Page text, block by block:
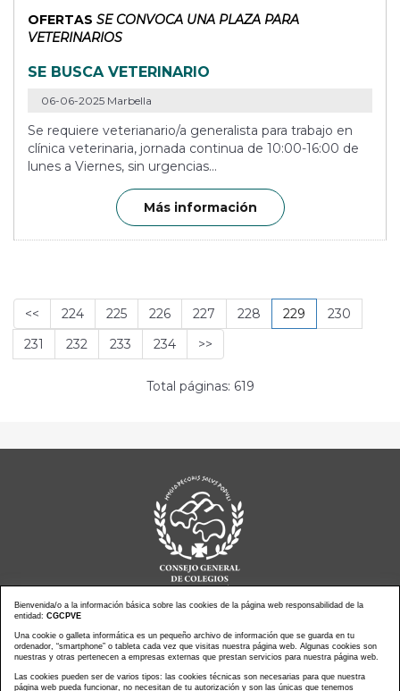
OFERTAS SE CONVOCA UNA PLAZA PARA
VETERINARIOS
SE BUSCA VETERINARIO
06-06-2025 Marbella
Se requiere veterianario/a generalista para trabajo en
clínica veterinaria, jornada continua de 10:00-16:00 de
lunes a Viernes, sin urgencias...
Más información
<< 224 225 226 227 228 229
230
231
232 233 234 >>
Total páginas: 619
Noticias actualidad
Agenda de Actos
Revistas
PressClip
Multimedias
Contacto
Bienvenida/o a la información básica sobre las cookies de la página web responsabilidad de la
entidad: CGCPVE
Una cookie o galleta informática es un pequeño archivo de información que se guarda en tu
ordenador, “smartphone” o tableta cada vez que visitas nuestra página web. Algunas cookies son
nuestras y otras pertenecen a empresas externas que prestan servicios para nuestra página web.
Las cookies pueden ser de varios tipos: las cookies técnicas son necesarias para que nuestra
página web pueda funcionar, no necesitan de tu autorización y son las únicas que tenemos